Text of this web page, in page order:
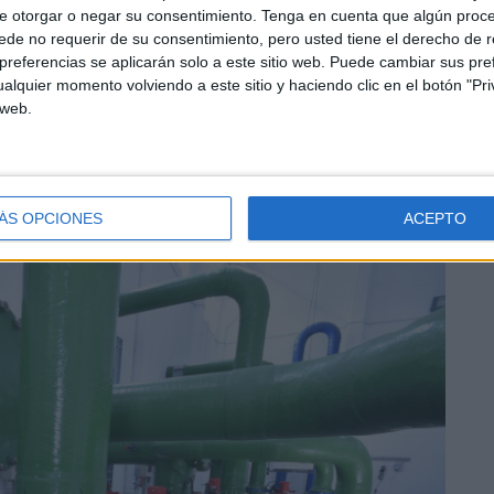
otorgar o negar su consentimiento. Tenga en cuenta que algún
no requerir de su consentimiento, pero usted tiene el derecho de
se aplicarán solo a este sitio web. Puede cambiar sus
momento volviendo a este sitio y haciendo clic en el botón
OPCIONES ACEPTO
justificada porrazones de interés público, social,
de Ceuta y Melilla en cuanto al abastecimiento de